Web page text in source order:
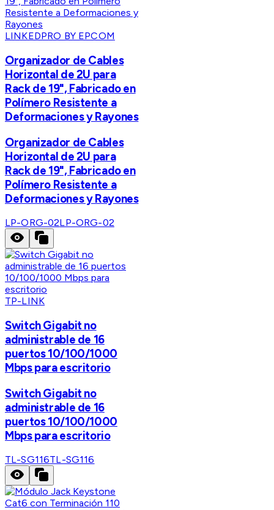
LINKEDPRO BY EPCOM
Organizador de Cables
Horizontal de 2U para
Rack de 19", Fabricado en
Polímero Resistente a
Deformaciones y Rayones
Organizador de Cables
Horizontal de 2U para
Rack de 19", Fabricado en
Polímero Resistente a
Deformaciones y Rayones
LP-ORG-02LP-ORG-02
TP-LINK
Switch Gigabit no
administrable de 16
puertos 10/100/1000
Mbps para escritorio
Switch Gigabit no
administrable de 16
puertos 10/100/1000
Mbps para escritorio
TL-SG116TL-SG116